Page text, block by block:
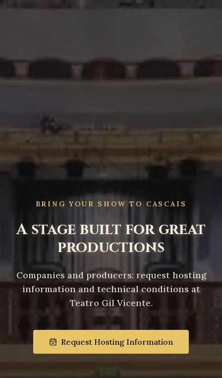
BRING YOUR SHOW TO CASCAIS
A stage built for great
productions
Companies and producers: request hosting
information and technical conditions at
Teatro Gil Vicente.
Request Hosting Information